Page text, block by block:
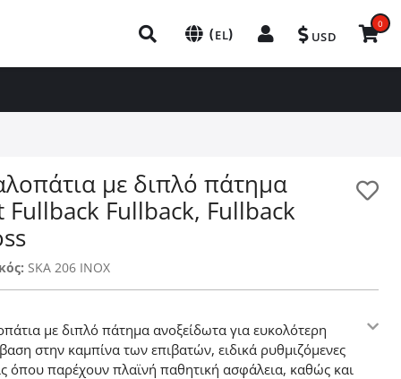
(EL) USD
0
με διπλό πάτημα
Fullback Fullback, Fullback
SKA 206 INOX
με διπλό πάτημα ανοξείδωτα για ευκολότερη
στην καμπίνα των επιβατών, ειδικά ρυθμιζόμενες
όπου παρέχουν πλαϊνή παθητική ασφάλεια, καθώς και